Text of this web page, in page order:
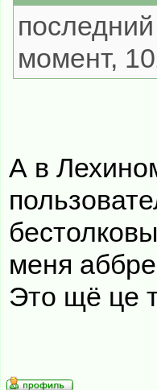
момент,
А в
меня
Это щё це